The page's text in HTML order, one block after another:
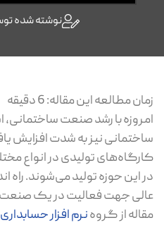
نوشته شده
زمان مطالعه این مقاله:6دقیقه
امروزه با رشد صنعت ساختمانی،
ساختمانی نیز به شدت افزایش
کارگاه‌های تولیدی در انواع
در این حوزه تولید می‌شوند. راه
عالی جهت فعالیت در یک صنعت
مقاله از گروهنرم افزار